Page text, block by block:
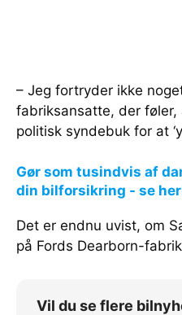
– Jeg fortryder ikke
fabriksansatte, der
politisk syndebuk for at
Gør som tusindvis af
din bilforsikring - se
Det er endnu uvist, om
på Fords Dearborn-
Vil du se flere